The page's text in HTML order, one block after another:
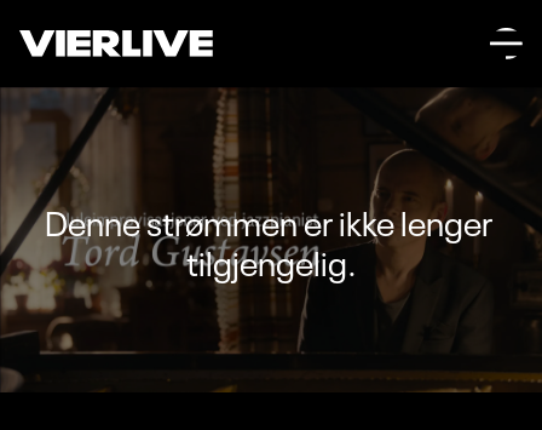
Denne strømmen er ikke lenger
tilgjengelig.